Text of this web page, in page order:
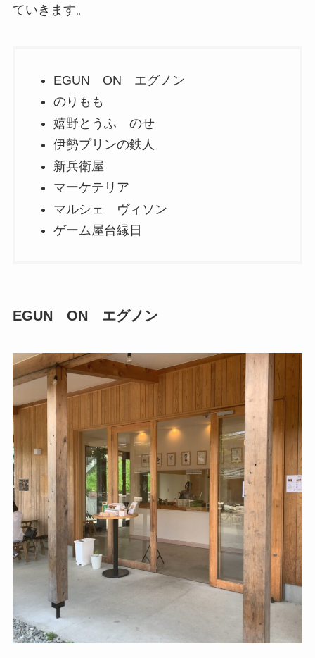
ていきます。
EGUN ON エグノン
のりもも
嬉野とうふ のせ
伊勢プリンの鉄人
新兵衛屋
マーケテリア
マルシェ ヴィソン
ゲーム屋台縁日
EGUN ON エグノン